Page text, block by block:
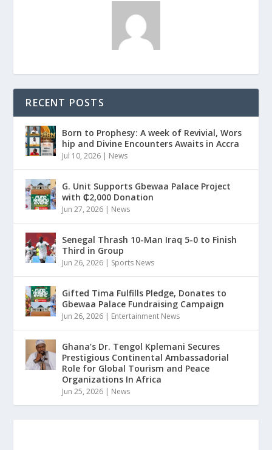
RECENT POSTS
Born to Prophesy: A week of Revivial, Wors
hip and Divine Encounters Awaits in Accra
Jul 10, 2026 | News
G. Unit Supports Gbewaa Palace Project
with ₵2,000 Donation
Jun 27, 2026 | News
Senegal Thrash 10-Man Iraq 5-0 to Finish
Third in Group
Jun 26, 2026 | Sports News
Gifted Tima Fulfills Pledge, Donates to
Gbewaa Palace Fundraising Campaign
Jun 26, 2026 | Entertainment News
Ghana’s Dr. Tengol Kplemani Secures
Prestigious Continental Ambassadorial
Role for Global Tourism and Peace
Organizations In Africa
Jun 25, 2026 | News